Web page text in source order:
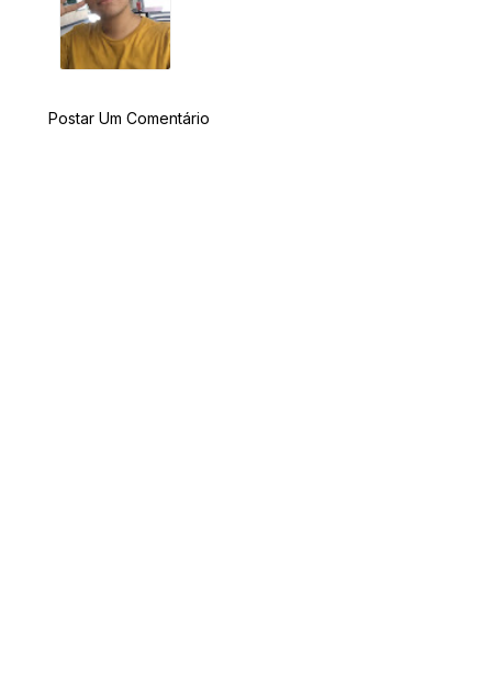
Postar Um Comentário